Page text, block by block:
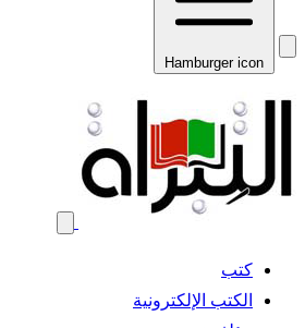
Hamburger icon
كتب
الكتب الإلكترونية